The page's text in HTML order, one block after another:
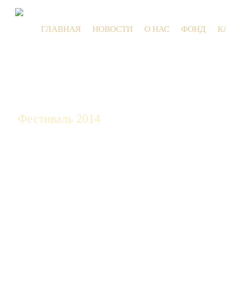
ГЛАВНАЯ НОВОСТИ О НАС ФОНД
Фестиваль 2014